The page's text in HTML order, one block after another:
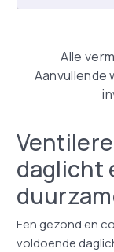
Alle
Aanvullende
daglicht
Een gezond en
voldoende